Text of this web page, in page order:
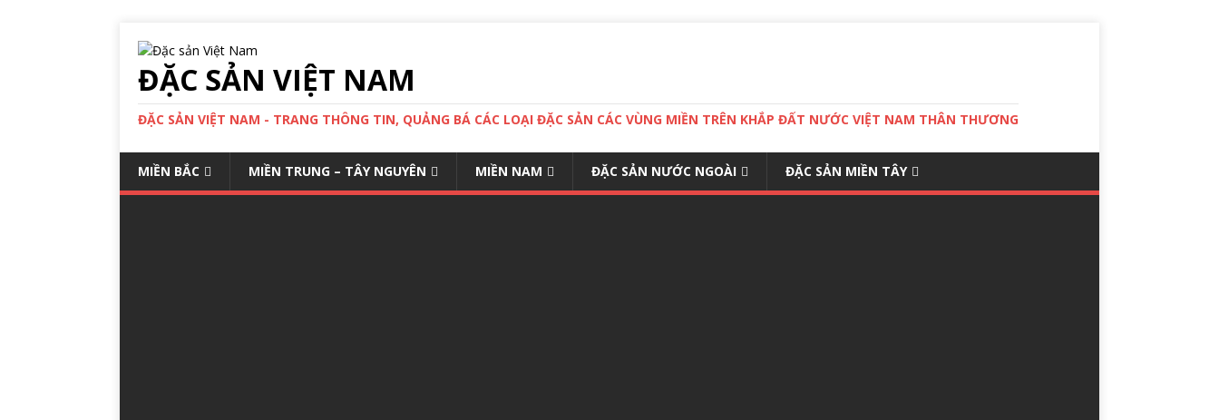
ĐẶC SẢN VIỆT NAM
ĐẶC SẢN VIỆT NAM - TRANG THÔNG TIN, QUẢNG BÁ CÁC LOẠI ĐẶC SẢN CÁC VÙNG MIỀN TRÊN KHẮP ĐẤT NƯỚC VIỆT NAM THÂN THƯƠNG
MIỀN BẮC MIỀN TRUNG – TÂY NGUYÊN MIỀN NAM ĐẶC SẢN NƯỚC NGOÀI ĐẶC SẢN MIỀN TÂY